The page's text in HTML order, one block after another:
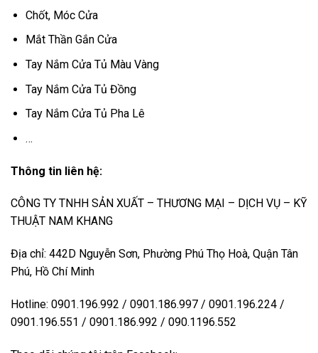
Chốt, Móc Cửa
Mắt Thần Gắn Cửa
Tay Nắm Cửa Tủ Màu Vàng
Tay Nắm Cửa Tủ Đồng
Tay Nắm Cửa Tủ Pha Lê
…
Thông tin liên hệ:
CÔNG TY TNHH SẢN XUẤT – THƯƠNG MẠI – DỊCH VỤ – KỸ
THUẬT NAM KHANG
Địa chỉ: 442D Nguyễn Sơn, Phường Phú Thọ Hoà, Quận Tân
Phú, Hồ Chí Minh
Hotline: 0901.196.992 / 0901.186.997 / 0901.196.224 /
0901.196.551 / 0901.186.992 / 090.1196.552